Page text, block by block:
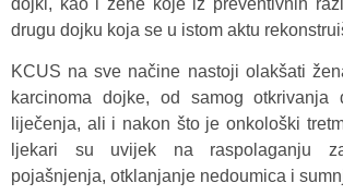
drugu dojku koja se u istom aktu
KCUS na sve načine nastoji olakšati
karcinoma dojke, od samog otkrivanja
liječenja, ali i nakon što je onkološki
ljekari su uvijek na raspolaganju
pojašnjenja, otklanjanje nedoumica i